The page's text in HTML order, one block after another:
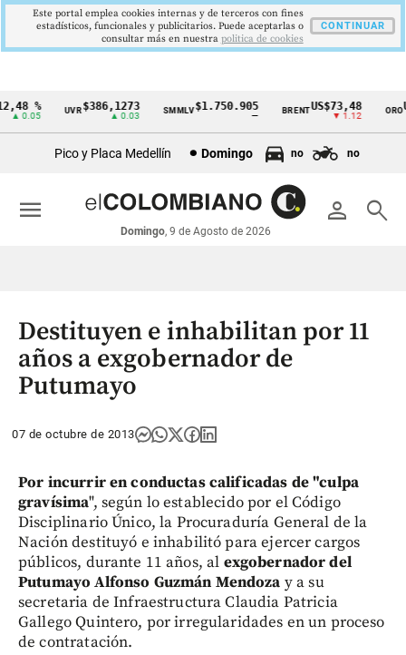
Cintillo
económicos
Colombia
%
▲ 0.05
UVR$386,1273
▲ 0.03
SMMLV$1.750.905 BRENTUS$73,48
▼ 1.12
ORO
Pico y Placa Medellín Domingo no no
person search
Domingo, 9 de Agosto de 2026
menu
Destituyen e inhabilitan por 11
años a exgobernador de
Putumayo
07 de octubre de 2013
Por incurrir en conductas calificadas de "culpa
gravísima", según lo establecido por el Código
Disciplinario Único, la Procuraduría General de la
Nación destituyó e inhabilitó para ejercer cargos
públicos, durante 11 años, al exgobernador del
Putumayo Alfonso Guzmán Mendoza y a su
secretaria de Infraestructura Claudia Patricia
Gallego Quintero, por irregularidades en un proceso
de contratación.
Este portal emplea cookies internas y de terceros con fines
estadísticos, funcionales y publicitarios. Puede aceptarlas o
consultar más en nuestra politica de cookies
CONTINUAR